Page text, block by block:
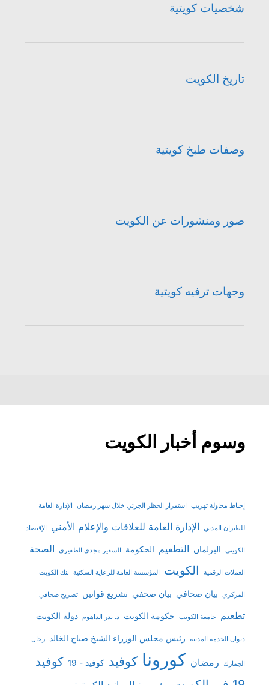
شخصيات كويتية
تاريخ الكويت
وصفات طبخ كويتية
صور ومنشورات عن الكويت
وجهات ترفيه كويتية
وسوم أخبار الكويت
إحباط محاولة تهريب استمرار الحظر الجزئي خلال شهر رمضان الإدارة العامة
للطيران المدني الإدارة العامة للعلاقات والإعلام الأمني الإقتصاد
الكويتي البرلمان التطعيم الحكومة السفير مجدي الظفيري الصحة
العملات الرقمية الكويت المؤسسة العامة للرعاية السكنية بنك الكويت
المركزي بيان صحافي بيان صحفي تشريع قوانين تصريح صحافي
تطعيم جامعة الكويت حكومة الكويت د. بدر الداهوم دولة الكويت
ديوان الخدمة المدنية رئيس مجلس الوزراء الشيخ صباح الخالد رجال
الجمارك رمضان كورونا كوفيد كوفيد - 19
كوفيد